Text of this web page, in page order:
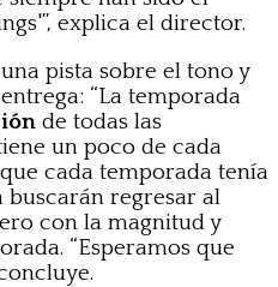
explica el director.
pista sobre el tono y
“La temporada
de todas las
un poco de cada
cada temporada tenía
buscarán regresar al
con la magnitud y
“Esperamos que